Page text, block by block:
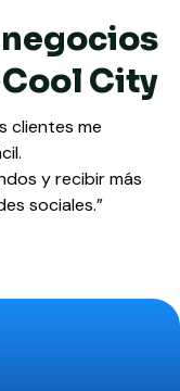
City
clientes me
y recibir más
sociales.”